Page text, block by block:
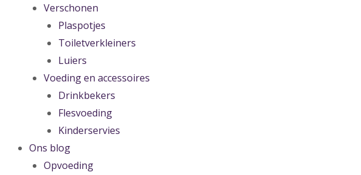
Verschonen
Plaspotjes
Toiletverkleiners
Luiers
Voeding en accessoires
Drinkbekers
Flesvoeding
Kinderservies
Ons blog
Opvoeding